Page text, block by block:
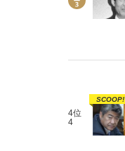
4位
4
SCOOP!